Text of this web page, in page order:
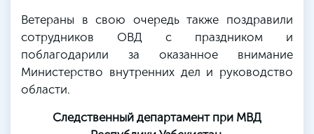
Ветераны в свою очередь также поздравили
сотрудников ОВД с праздником и
поблагодарили за оказанное внимание
Министерство внутренних дел и руководство
области.
Следственный департамент при МВД